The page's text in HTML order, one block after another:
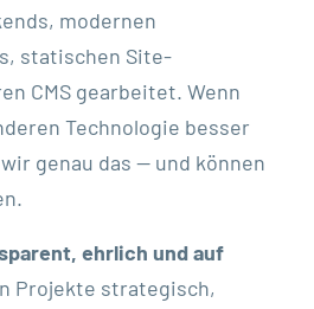
modernen
statischen Site-
CMS gearbeitet. Wenn
Technologie besser
genau das — und können
ehrlich und auf
Projekte strategisch,